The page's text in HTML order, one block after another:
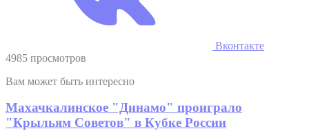
Вконтакте
4985 просмотров
Вам может быть интересно
Махачкалинское "Динамо" проиграло
"Крыльям Советов" в Кубке России